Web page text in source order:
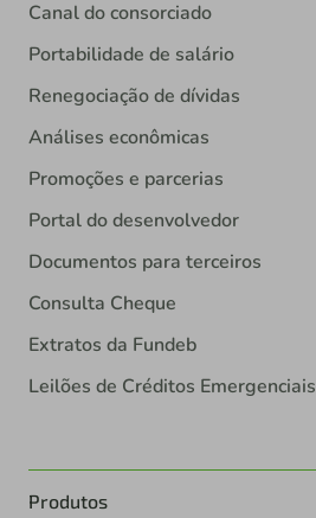
Canal do consorciado
Portabilidade de salário
Renegociação de dívidas
Análises econômicas
Promoções e parcerias
Portal do desenvolvedor
Documentos para terceiros
Consulta Cheque
Extratos da Fundeb
Leilões de Créditos Emergenciais
Produtos